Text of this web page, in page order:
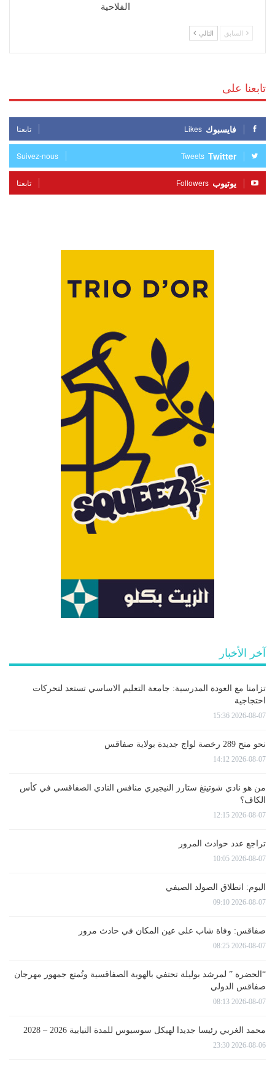
الفلاحية
السابق التالي
تابعنا على
فايسبوك Likes تابعنا
Twitter
Tweets
Suivez-nous
يوتيوب Followers تابعنا
آخر الأخبار
تزامنا مع العودة المدرسية: جامعة التعليم الاساسي تستعد لتحركات
احتجاجية
2026-08-07 15:36
نحو منح 289 رخصة لواج جديدة بولاية صفاقس
2026-08-07 14:12
من هو نادي شوتينغ ستارز النيجيري منافس النادي الصفاقسي في كأس
الكاف؟
2026-08-07 12:15
تراجع عدد حوادث المرور
2026-08-07 10:05
اليوم: انطلاق الصولد الصيفي
2026-08-07 09:10
صفاقس: وفاة شاب على عين المكان في حادث مرور
2026-08-07 08:25
“الحضرة ” لمرشد بوليلة تحتفي بالهوية الصفاقسية وتُمتع جمهور مهرجان
صفاقس الدولي
2026-08-07 08:13
محمد الغربي رئيسا جديدا لهيكل سوسيوس للمدة النيابية 2026 – 2028
2026-08-06 23:30